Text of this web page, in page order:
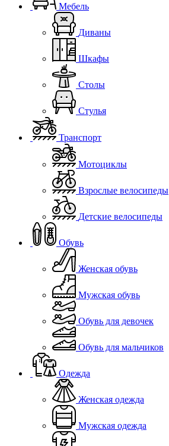
Мебель
Диваны
Шкафы
Столы
Стулья
Транспорт
Мотоциклы
Взрослые велосипеды
Детские велосипеды
Обувь
Женская обувь
Мужская обувь
Обувь для девочек
Обувь для мальчиков
Одежда
Женская одежда
Мужская одежда